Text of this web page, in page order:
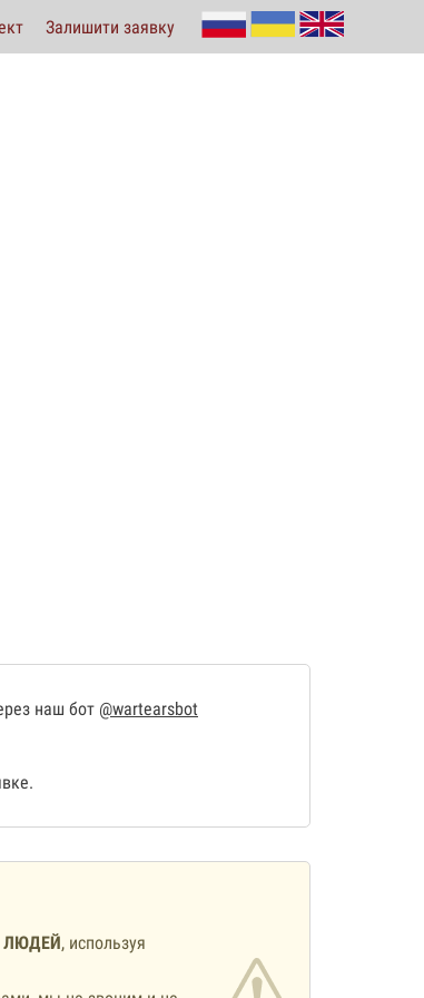
Залишити заявку
наш бот @wartearsbot
, используя